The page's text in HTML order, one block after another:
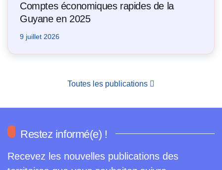
Comptes économiques rapides de la
Guyane en 2025
9 juillet 2026
Toutes les publications
Restez informé(e) !
Recevez les nouvelles publications des